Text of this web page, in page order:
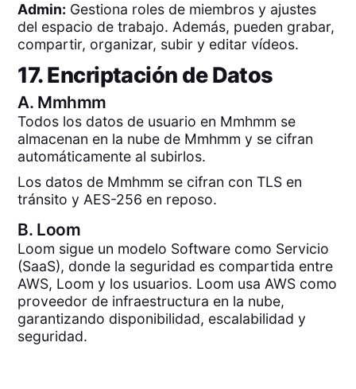
Admin: Gestiona roles de miembros y ajustes
del espacio de trabajo. Además, pueden grabar,
compartir, organizar, subir y editar vídeos.
17. Encriptación de Datos
A. Mmhmm
Todos los datos de usuario en Mmhmm se
almacenan en la nube de Mmhmm y se cifran
automáticamente al subirlos.
Los datos de Mmhmm se cifran con TLS en
tránsito y AES-256 en reposo.
B. Loom
Loom sigue un modelo Software como Servicio
(SaaS), donde la seguridad es compartida entre
AWS, Loom y los usuarios. Loom usa AWS como
proveedor de infraestructura en la nube,
garantizando disponibilidad, escalabilidad y
seguridad.